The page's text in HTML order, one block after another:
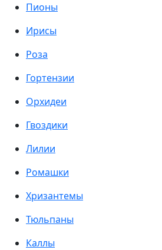
Пионы
Ирисы
Роза
Гортензии
Орхидеи
Гвоздики
Лилии
Ромашки
Хризантемы
Тюльпаны
Каллы